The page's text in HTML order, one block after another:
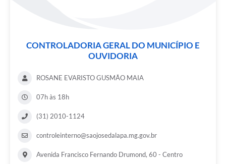
CONTROLADORIA GERAL DO MUNICÍPIO E
OUVIDORIA
ROSANE EVARISTO GUSMÃO MAIA
07h às 18h
(31) 2010-1124
controleinterno@saojosedalapa.mg.gov.br
Avenida Francisco Fernando Drumond, 60 - Centro